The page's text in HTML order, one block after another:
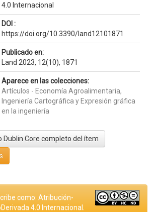
4.0 Internacional
DOI :
https://doi.org/10.3390/land12101871
Publicado en:
Land 2023, 12(10), 1871
Aparece en las colecciones:
Artículos - Economía Agroalimentaria,
Ingeniería Cartográfica y Expresión gráfica
en la ingeniería
Dublin Core completo del ítem
como: Atribución-
4.0 Internacional.